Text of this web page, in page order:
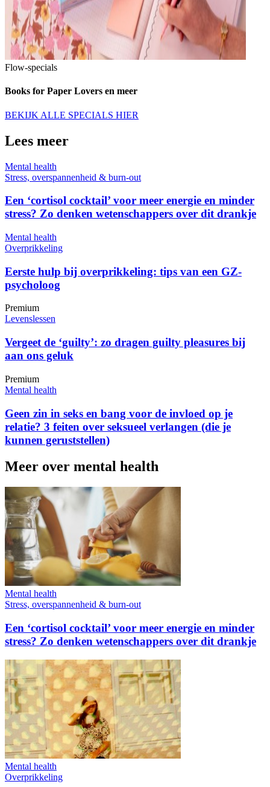
Flow-specials
Books for Paper Lovers en meer
BEKIJK ALLE SPECIALS HIER
Lees meer
Mental health
Stress, overspannenheid & burn-out
Een ‘cortisol cocktail’ voor meer energie en minder
stress? Zo denken wetenschappers over dit drankje
Mental health
Overprikkeling
Eerste hulp bij overprikkeling: tips van een GZ-
psycholoog
Premium
Levenslessen
Vergeet de ‘guilty’: zo dragen guilty pleasures bij
aan ons geluk
Premium
Mental health
Geen zin in seks en bang voor de invloed op je
relatie? 3 feiten over seksueel verlangen (die je
kunnen geruststellen)
Meer over mental health
Mental health
Stress, overspannenheid & burn-out
Een ‘cortisol cocktail’ voor meer energie en minder
stress? Zo denken wetenschappers over dit drankje
Mental health
Overprikkeling